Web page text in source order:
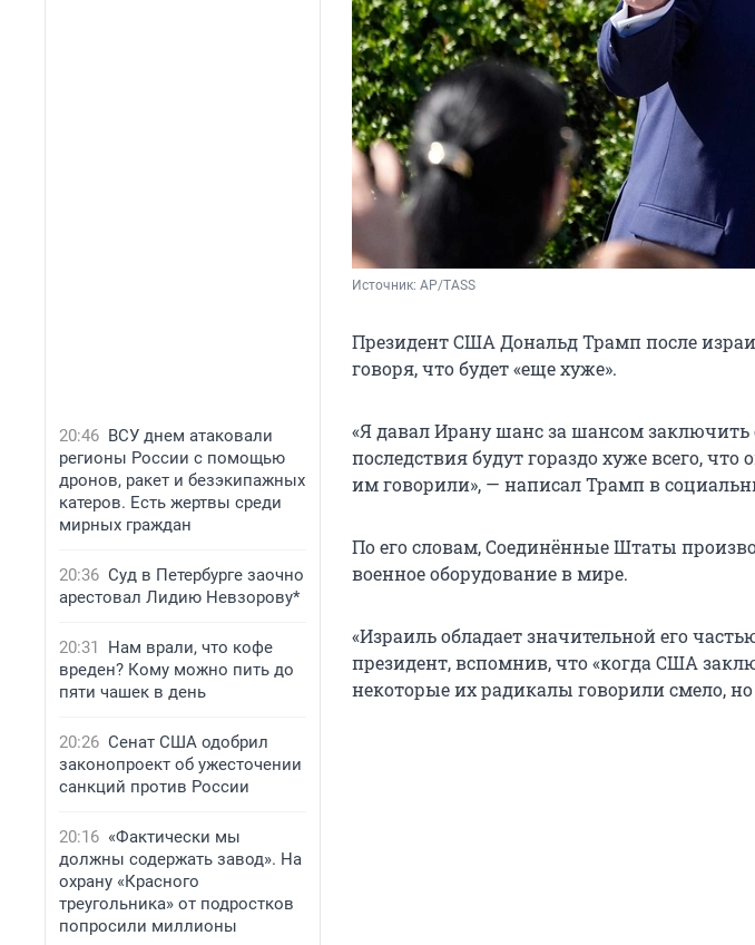
20:46 ВСУ днем атаковали
регионы России с помощью
дронов, ракет и безэкипажных
катеров. Есть жертвы среди
мирных граждан
20:36 Суд в Петербурге заочно
арестовал Лидию Невзорову*
20:31
Нам врали, что кофе
вреден? Кому можно пить до
пяти чашек в день
20:26 Сенат США одобрил
законопроект об ужесточении
санкций против России
20:16 «Фактически мы
должны содержать завод». На
охрану «Красного
треугольника» от подростков
попросили миллионы
Источник: AP/TASS
Президент США Дональд Трамп после
говоря, что будет «еще хуже».
«Я давал Ирану шанс за шансом заключить
последствия будут гораздо хуже всего,
им говорили», — написал Трамп в
По его словам, Соединённые Штаты
военное оборудование в мире.
«Израиль обладает значительной его
президент, вспомнив, что «когда США
некоторые их радикалы говорили смело,